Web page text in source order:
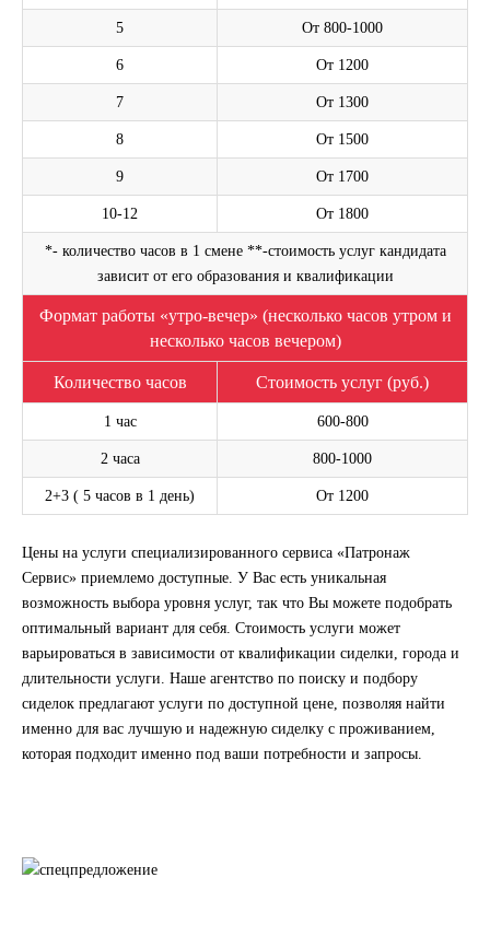
5 От 800-1000
6 От 1200
7 От 1300
8 От 1500
9 От 1700
10-12 От 1800
*- количество часов в 1 смене **-стоимость услуг кандидата
зависит от его образования и квалификации
Формат работы «утро-вечер» (несколько часов утром и
несколько часов вечером)
Количество часов Стоимость услуг (руб.)
1 час 600-800
2 часа 800-1000
2+3 ( 5 часов в 1 день) От 1200
Цены на услуги специализированного сервиса «Патронаж
Сервис» приемлемо доступные. У Вас есть уникальная
возможность выбора уровня услуг, так что Вы можете подобрать
оптимальный вариант для себя. Стоимость услуги может
варьироваться в зависимости от квалификации сиделки, города и
длительности услуги. Наше агентство по поиску и подбору
сиделок предлагают услуги по доступной цене, позволяя найти
именно для вас лучшую и надежную сиделку с проживанием,
которая подходит именно под ваши потребности и запросы.